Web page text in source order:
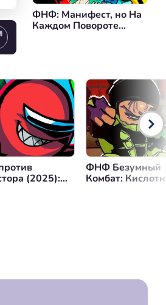
ФНФ: Манифест, но На
Каждом Повороте
(2025):
ФНФ Безумный
Комбат: